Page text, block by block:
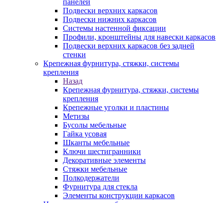
панелей
Подвески верхних каркасов
Подвески нижних каркасов
Системы настенной фиксации
Профили, кронштейны для навески каркасов
Подвески верхних каркасов без задней
стенки
Крепежная фурнитура, стяжки, системы
крепления
Назад
Крепежная фурнитура, стяжки, системы
крепления
Крепежные уголки и пластины
Метизы
Бусолы мебельные
Гайка усовая
Шканты мебельные
Ключи шестигранники
Декоративные элементы
Стяжки мебельные
Полкодержатели
Фурнитура для стекла
Элементы конструкции каркасов